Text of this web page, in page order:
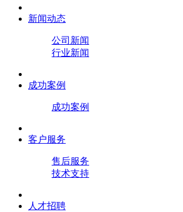
新闻动态
公司新闻
行业新闻
成功案例
成功案例
客户服务
售后服务
技术支持
人才招聘